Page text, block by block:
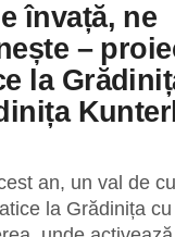
învață, ne
–
la
an, un val de
la Grădinița cu